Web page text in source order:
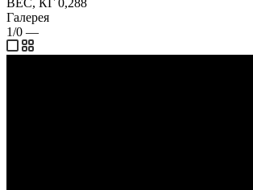
Галерея
1/0 —